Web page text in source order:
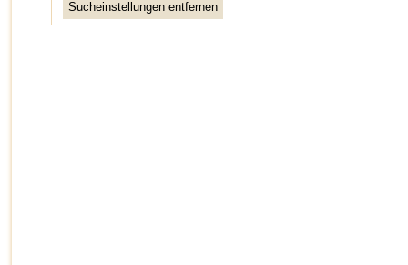
Sucheinstellungen entfernen